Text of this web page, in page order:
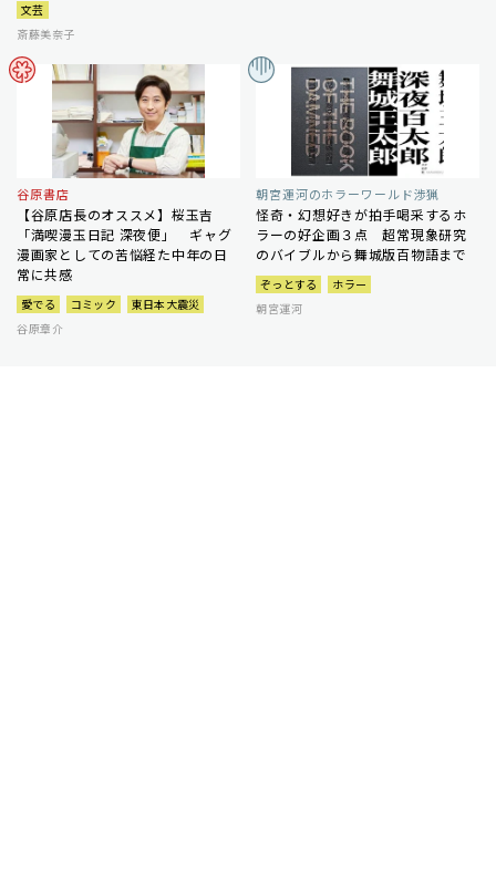
文芸
斎藤美奈子
谷原書店
【谷原店長のオススメ】桜玉吉
「満喫漫玉日記 深夜便」 ギャグ
漫画家としての苦悩経た中年の日
常に共感
愛でる コミック
東日本大震災
谷原章介
朝宮運河のホラーワールド渉猟
怪奇・幻想好きが拍手喝采するホ
ラーの好企画３点 超常現象研究
のバイブルから舞城版百物語まで
ぞっとする
ホラー
朝宮運河